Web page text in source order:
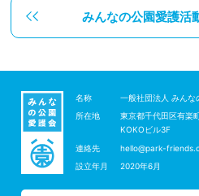
みんなの公園愛護活
名称
一般社団法人 みんな
所在地
東京都千代田区有楽
KOKOビル3F
連絡先
hello@park-
設立年月
2020年6月